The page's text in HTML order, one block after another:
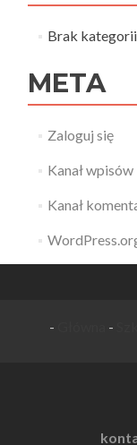
Brak kategorii
META
Zaloguj się
Kanał wpisów
Kanał
- -